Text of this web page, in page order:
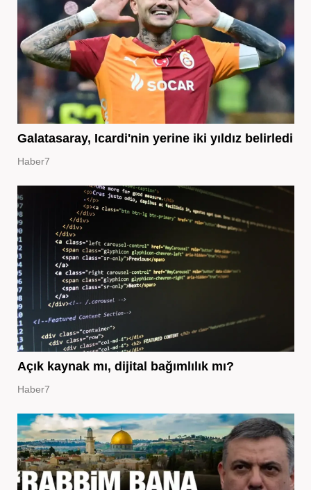
Galatasaray, Icardi'nin yerine iki yıldız belirledi
Haber7
Açık kaynak mı, dijital bağımlılık mı?
Haber7